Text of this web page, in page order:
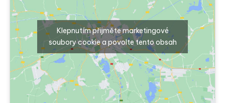
Klepnutím přijměte marketingové
soubory cookie a povolte tento obsah